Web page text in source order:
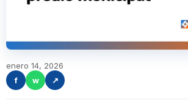
enero 14, 2026
f
w ↗